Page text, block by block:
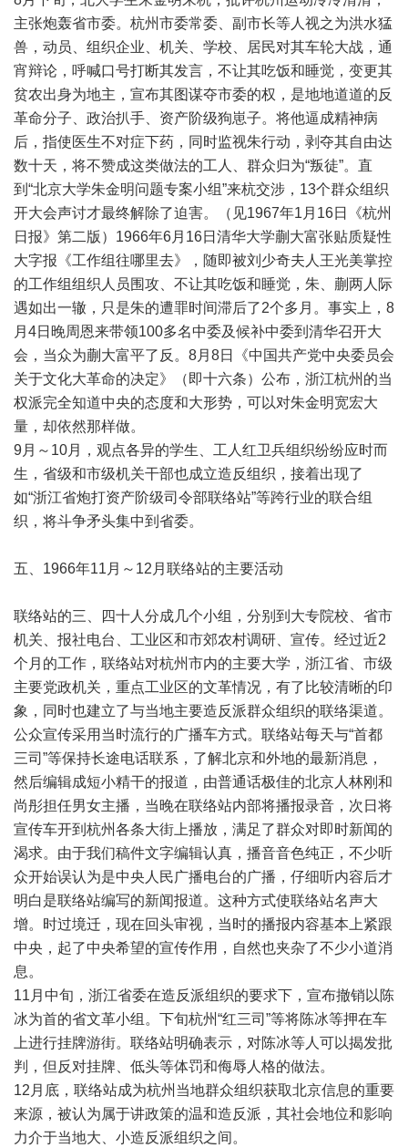
主张炮轰省市委。杭州市委常委、副市长等人视之为洪水猛
兽，动员、组织企业、机关、学校、居民对其车轮大战，通
宵辩论，呼喊口号打断其发言，不让其吃饭和睡觉，变更其
贫农出身为地主，宣布其图谋夺市委的权，是地地道道的反
革命分子、政治扒手、资产阶级狗崽子。将他逼成精神病
后，指使医生不对症下药，同时监视朱行动，剥夺其自由达
数十天，将不赞成这类做法的工人、群众归为“叛徒”。直
到“北京大学朱金明问题专案小组”来杭交涉，13个群众组织
开大会声讨才最终解除了迫害。（见1967年1月16日《杭州
日报》第二版）1966年6月16日清华大学蒯大富张贴质疑性
大字报《工作组往哪里去》，随即被刘少奇夫人王光美掌控
的工作组组织人员围攻、不让其吃饭和睡觉，朱、蒯两人际
遇如出一辙，只是朱的遭罪时间滞后了2个多月。事实上，8
月4日晚周恩来带领100多名中委及候补中委到清华召开大
会，当众为蒯大富平了反。8月8日《中国共产党中央委员会
关于文化大革命的决定》（即十六条）公布，浙江杭州的当
权派完全知道中央的态度和大形势，可以对朱金明宽宏大
量，却依然那样做。
9月～10月，观点各异的学生、工人红卫兵组织纷纷应时而
生，省级和市级机关干部也成立造反组织，接着出现了
如“浙江省炮打资产阶级司令部联络站”等跨行业的联合组
织，将斗争矛头集中到省委。
五、1966年11月～12月联络站的主要活动
联络站的三、四十人分成几个小组，分别到大专院校、省市
机关、报社电台、工业区和市郊农村调研、宣传。经过近2
个月的工作，联络站对杭州市内的主要大学，浙江省、市级
主要党政机关，重点工业区的文革情况，有了比较清晰的印
象，同时也建立了与当地主要造反派群众组织的联络渠道。
公众宣传采用当时流行的广播车方式。联络站每天与“首都
三司”等保持长途电话联系，了解北京和外地的最新消息，
然后编辑成短小精干的报道，由普通话极佳的北京人林刚和
尚彤担任男女主播，当晚在联络站内部将播报录音，次日将
宣传车开到杭州各条大街上播放，满足了群众对即时新闻的
渴求。由于我们稿件文字编辑认真，播音音色纯正，不少听
众开始误认为是中央人民广播电台的广播，仔细听内容后才
明白是联络站编写的新闻报道。这种方式使联络站名声大
增。时过境迁，现在回头审视，当时的播报内容基本上紧跟
中央，起了中央希望的宣传作用，自然也夹杂了不少小道消
息。
11月中旬，浙江省委在造反派组织的要求下，宣布撤销以陈
冰为首的省文革小组。下旬杭州“红三司”等将陈冰等押在车
上进行挂牌游街。联络站明确表示，对陈冰等人可以揭发批
判，但反对挂牌、低头等体罚和侮辱人格的做法。
12月底，联络站成为杭州当地群众组织获取北京信息的重要
来源，被认为属于讲政策的温和造反派，其社会地位和影响
力介于当地大、小造反派组织之间。